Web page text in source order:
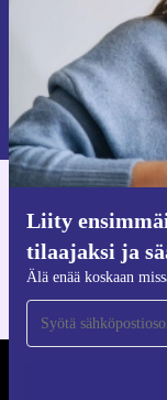
Liity
tilaajaksi ja
Älä enää koskaan
Lisätietoja